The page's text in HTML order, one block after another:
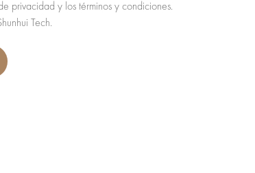
privacidad y los términos y condiciones.
Tech.